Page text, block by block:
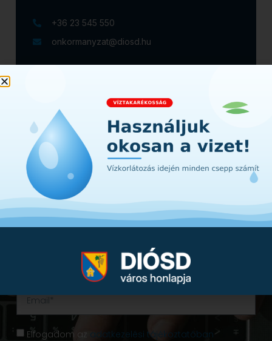
+36 23 545 550
onkormanyzat@diosd.hu
Iratkozzon fel hírlevelünkre!
Értesüljön első kézből a városunkat érintő
hírekről, információkról. A lényeg Diósdról -
egyenesen a postafiókjába!
Elfogadom az adatkezelési tájékoztatóban